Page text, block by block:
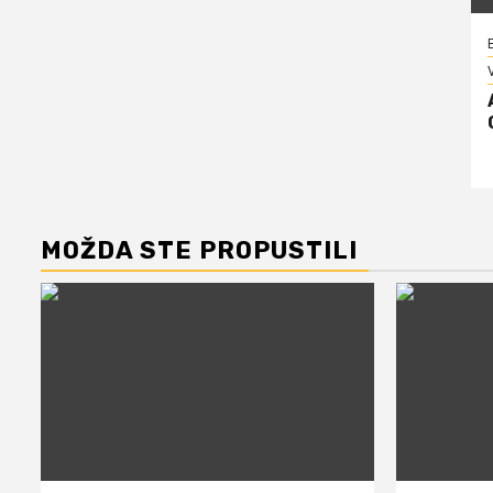
MOŽDA STE PROPUSTILI